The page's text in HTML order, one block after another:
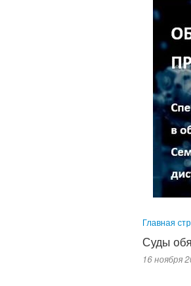
Главная
Суды
16 ноября